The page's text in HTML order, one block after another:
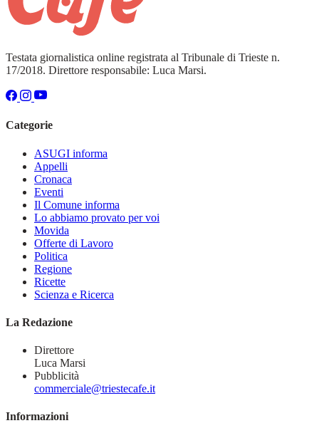
Testata giornalistica online registrata al Tribunale di Trieste n.
17/2018. Direttore responsabile: Luca Marsi.
Categorie
ASUGI informa
Appelli
Cronaca
Eventi
Il Comune informa
Lo abbiamo provato per voi
Movida
Offerte di Lavoro
Politica
Regione
Ricette
Scienza e Ricerca
La Redazione
Direttore
Luca Marsi
Pubblicità
commerciale@triestecafe.it
Informazioni